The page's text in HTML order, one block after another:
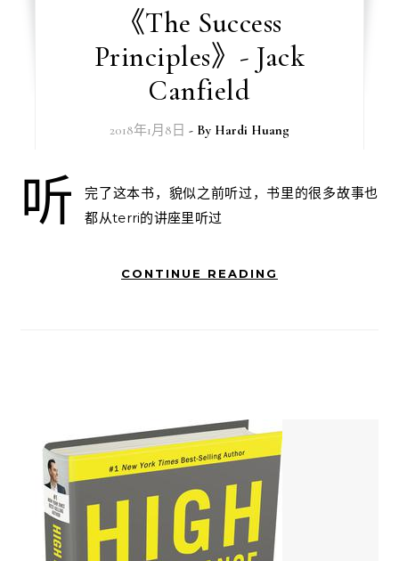
《The Success
Principles》- Jack
Canfield
2018年1月8日 - By Hardi Huang
听
完了这本书，貌似之前听过，书里的很多故事也
都从terri的讲座里听过
CONTINUE READING